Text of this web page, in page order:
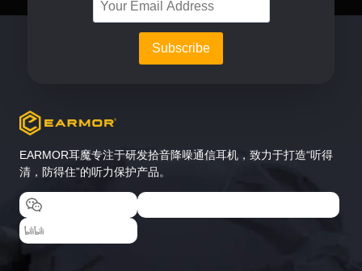
EARMOR耳魔专注于研发拾音降噪通信耳机，致力于打造“听得
清，防得住”的听力保护产品。